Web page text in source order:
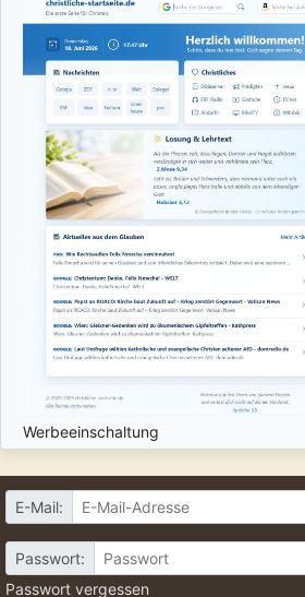
Werbeeinschaltung
E-Mail:
Passwort:
Passwort vergessen